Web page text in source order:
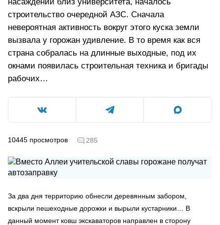
строительство очередной АЗС. Сначала
невероятная активность вокруг этого куска земли
вызвала у горожан удивление. В то время как вся
страна собралась на длинные выходные, под их
окнами появилась строительная техника и бригады
рабочих…
10445 просмотров 285
За два дня территорию обнесли деревянным забором,
вскрыли пешеходные дорожки и вырыли кустарники… В
данный момент ковш экскаваторов направлен в сторону